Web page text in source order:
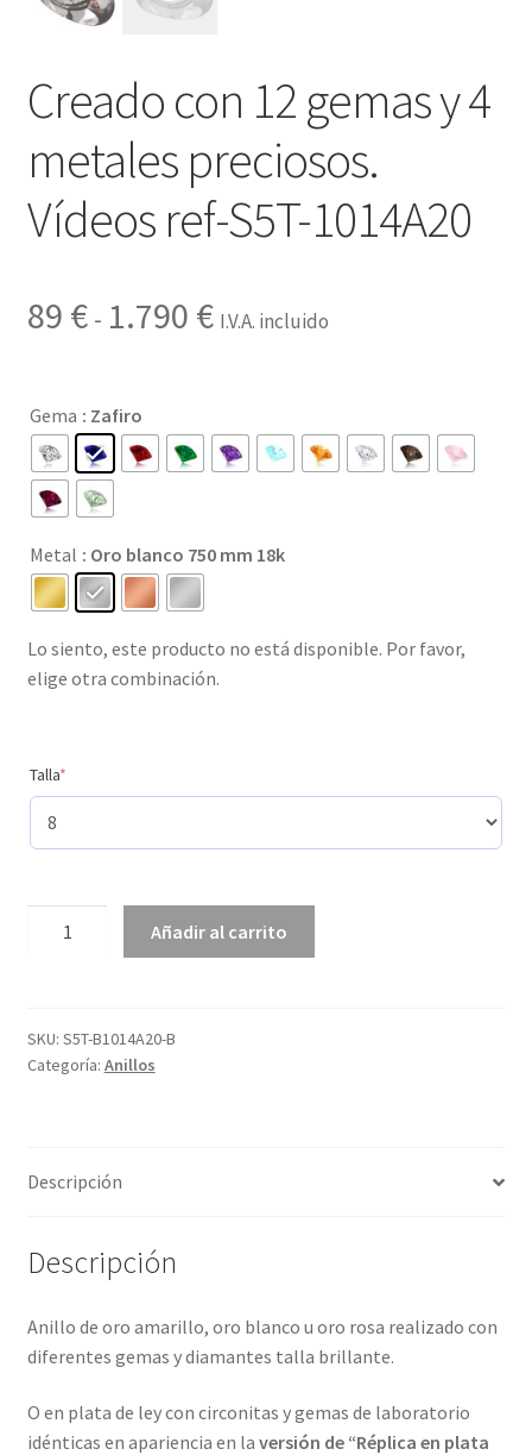
Creado con 12 gemas y 4
metales preciosos.
Vídeos ref-S5T-1014A20
89 € - 1.790 €Rango
desde
89 €
1.790 €
I.V.A. incluido
Gema : Zafiro
Metal : Oro blanco 750 mm 18k
Lo siento, este producto no está disponible. Por favor,
elige otra combinación.
Talla*(required)
y
4
ref-
cantidad
Añadir al carrito
SKU: S5T-B1014A20-B
Categoría: Anillos
Descripción
Descripción
Anillo de oro amarillo, oro blanco u oro rosa realizado con
diferentes gemas y diamantes talla brillante.
O en plata de ley con circonitas y gemas de laboratorio
idénticas en apariencia en la versión de “Réplica en plata